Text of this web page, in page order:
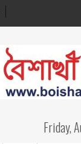
Friday,